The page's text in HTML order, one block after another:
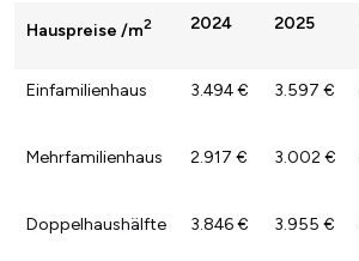
Hauspreise /m2 2024 2025
Einfamilienhaus 3.494 € 3.597 €
Mehrfamilienhaus 2.917 € 3.002 €
Doppelhaushälfte 3.846 € 3.955 €